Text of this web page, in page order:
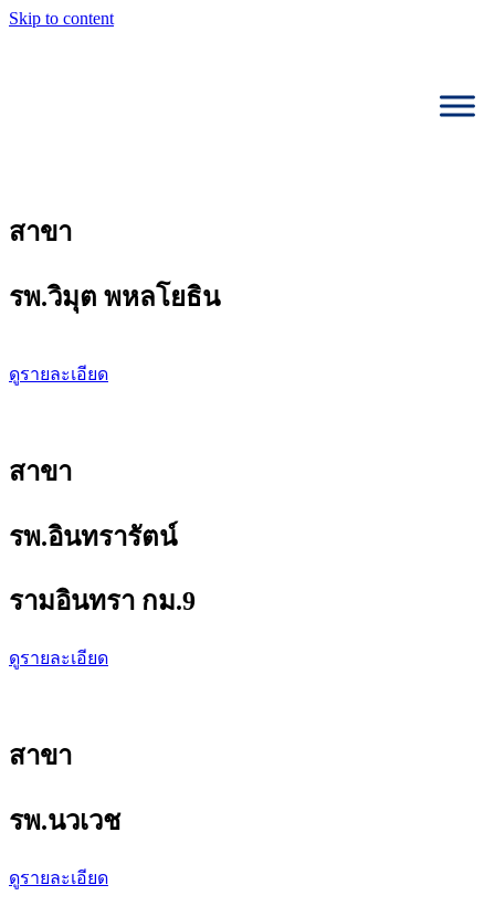
Skip to content
สาขา
รพ.วิมุต พหลโยธิน
ดูรายละเอียด
สาขา
รพ.อินทรารัตน์
รามอินทรา กม.9
ดูรายละเอียด
สาขา
รพ.นวเวช
ดูรายละเอียด